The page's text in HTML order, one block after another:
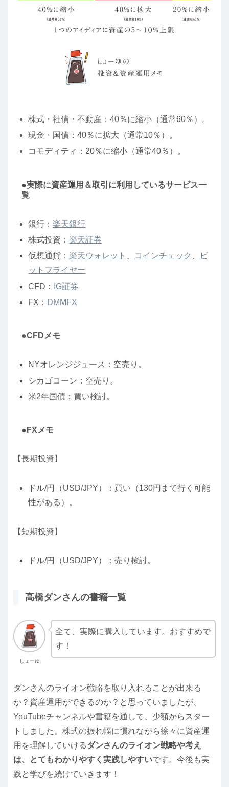
株式・社債・不動産：40％に縮小（通常60％）。
現金・国債：40％に拡大（通常10％）。
コモディティ：20％に縮小（通常40％）。
●実際に資産運用＆取引に利用しているサービス一
覧
銀行：楽天銀行
株式投資：楽天証券
仮想通貨：楽天ウォレット 、 コインチェック 、
ビ
ットフライヤー
CFD：
IG証券
FX： DMMFX
●CFDメモ
NYオレンジジュース：空売り。
シカゴコーン：空売り。
米2年国債：買い検討。
●FXメモ
【長期投資】
ドル/円（USD/JPY）：買い（130円まで行く可能
性がある）。
【短期投資】
ドル/円（USD/JPY）：売り検討。
高橋ダンさんの書籍一覧
しょーゆ
全て、実際に購入しています。おすすめで
す！
ダンさんのライオン戦略を取り入れることが出来る
か？資産運用ができるのか？と思っていましたが、
YouTubeチャンネルや書籍を通して、少額からスター
トしました。株式の振れ幅に慣れながら徐々に資産運
用を理解していけるダンさんのライオン戦略や考え
は、とてもわかりやすく実践しやすいです。今後も実
践と学びを続けていきます！